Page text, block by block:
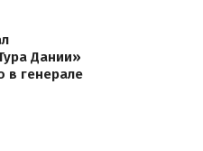
Дании»
в генерале